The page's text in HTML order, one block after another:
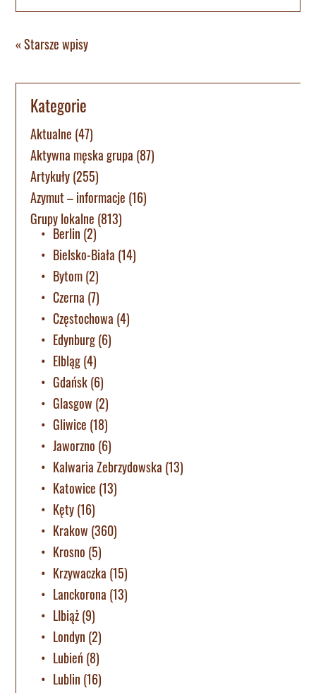
« Starsze wpisy
Kategorie
Aktualne (47)
Aktywna męska grupa (87)
Artykuły(255)
Azymut – informacje (16)
Grupy lokalne (813)
Berlin (2)
Bielsko-Biała (14)
Bytom(2)
Czerna (7)
Częstochowa (4)
Edynburg(6)
Elbląg(4)
Gdańsk(6)
Glasgow (2)
Gliwice (18)
Jaworzno (6)
Kalwaria Zebrzydowska (13)
Katowice (13)
Kęty(16)
Krakow (360)
Krosno (5)
Krzywaczka (15)
Lanckorona (13)
LIbiąż(9)
Londyn (2)
Lubień (8)
Lublin (16)